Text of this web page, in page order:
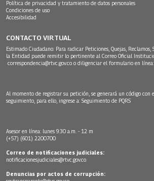
Política de privacidad y tratamiento de datos personales
Condiciones de uso
Accesibilidad
CONTACTO VIRTUAL
Estimado Ciudadano: Para radicar Peticiones, Quejas,
la Entidad puede remitir lo pertinente al Correo Oficial
correspondencia@rtvc.gov.co o diligenciar el formulario en línea:
Al momento de registrar su petición, se generará un código con
seguimiento, para ello, ingrese a: Seguimiento de PQRS
Asesor en línea: lunes 9:30 a.m. - 12 m
(+57) (601) 2200700
Correo de notificaciones judiciales:
notificacionesjudiciales@rtvc.gov.co
Denuncias por actos de corrupción: